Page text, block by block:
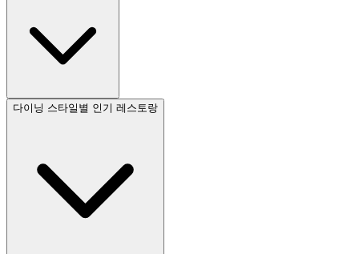
다이닝 스타일별 인기 레스토랑